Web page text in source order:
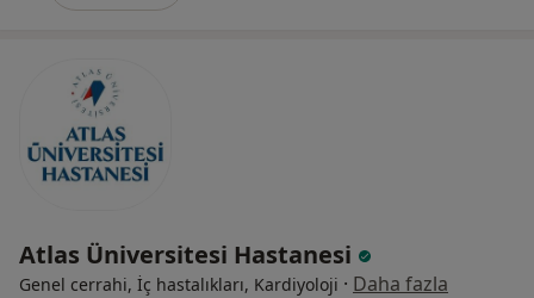
Atlas Üniversitesi Hastanesi
Genel cerrahi, İç hastalıkları, Kardiyoloji · Daha fazla